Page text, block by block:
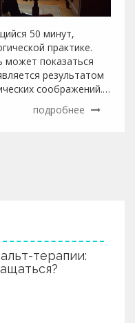
50 минут,
практике.
может показаться
результатом
соображений.
и возможные
психологов.
подробнее
терапии: